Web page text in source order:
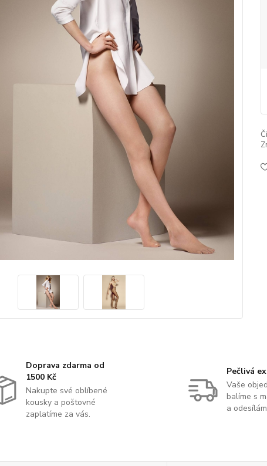
Doprava zdarma od
1500 Kč
Nakupte své oblíbené
kousky a poštovné
zaplatíme za vás.
Pečlivá
Vaše
balíme s
a